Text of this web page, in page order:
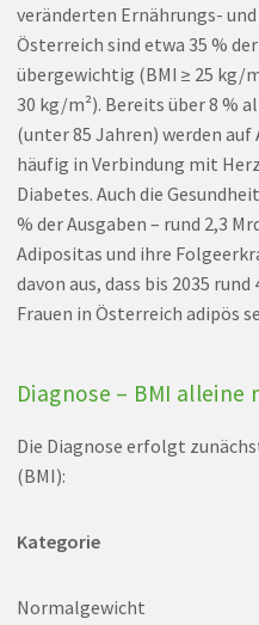
veränderten Ernährungs-
Österreich sind etwa 35 %
übergewichtig (BMI ≥ 25 kg/
30 kg/m²). Bereits über 8 %
(unter 85 Jahren) werden
häufig in Verbindung mit
Diabetes. Auch die
% der Ausgaben – rund 2,3
Adipositas und ihre
davon aus, dass bis 2035
Frauen in Österreich adipös
Diagnose – BMI
Die Diagnose erfolgt
(BMI):
Kategorie
Normalgewicht